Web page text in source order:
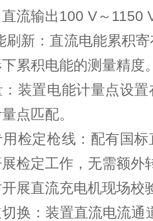
流输出100 V～1150
刷新：直流电能累积
累积电能的测量精度
装置电能计量点设
点匹配。
检定枪线：配有国
检定工作，无需额外
展直流充电机现场校
换：装置直流电流